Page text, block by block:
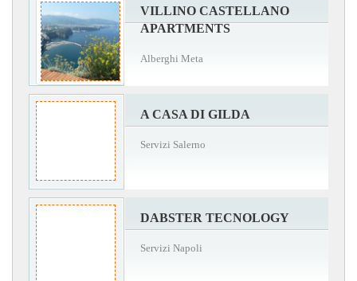
VILLINO CASTELLANO
APARTMENTS
Alberghi Meta
A CASA DI GILDA
Servizi Salerno
DABSTER TECNOLOGY
Servizi Napoli